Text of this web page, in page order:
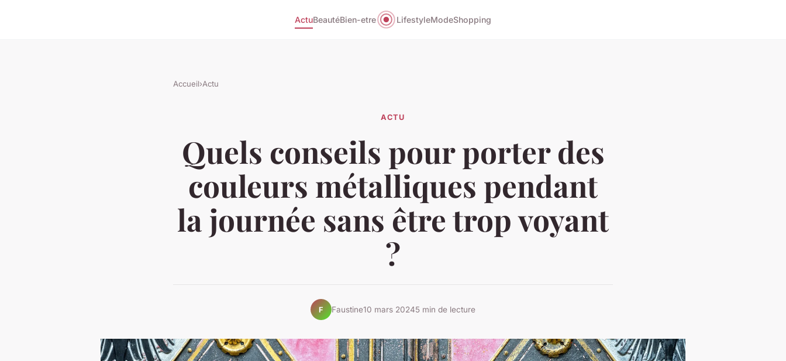
ActuBeautéBien-etre LifestyleModeShopping
Accueil›Actu
ACTU
Quels conseils pour porter des
couleurs métalliques pendant
la journée sans être trop voyant
?
F Faustine10 mars 20245 min de lecture